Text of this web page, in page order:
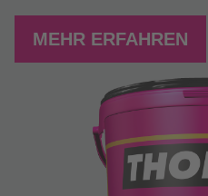
MEHR ERFAHREN